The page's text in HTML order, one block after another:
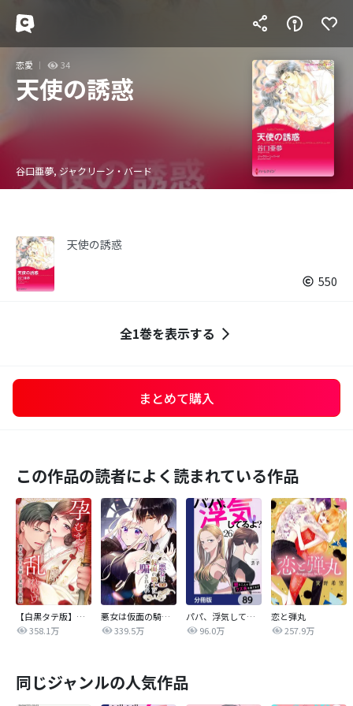
恋愛 34
天使の誘惑
谷口亜夢, ジャクリーン・バード
天使の誘惑
550
全1巻を表示する
まとめて購入
この作品の読者によく読まれている作品
【白黒タテ版】孕むまで乱れいけ～身代わり花嫁と軍服の猛愛
358.1万
悪女は仮面の騎士に騙されない
339.5万
パパ、浮気してるよ？娘と二人でクズ夫を捨てます【分冊版】
96.0万
恋と弾丸
257.9万
同じジャンルの人気作品